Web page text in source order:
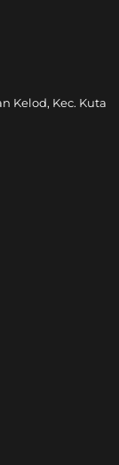
Kelod, Kec. Kuta